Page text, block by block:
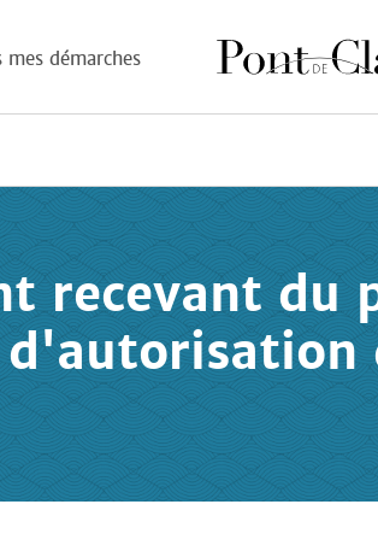
mes démarches
recevant du
d'autorisation